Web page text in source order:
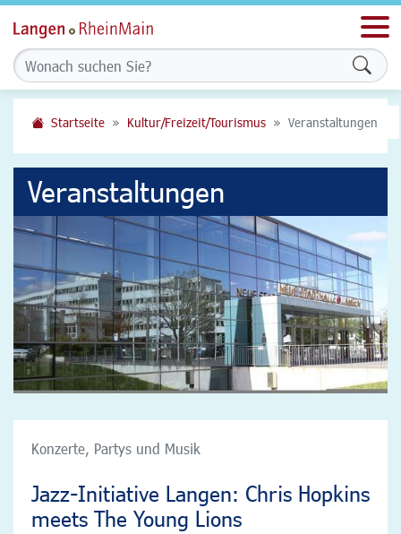
Startseite Kultur/Freizeit/Tourismus Veranstaltungen
Veranstaltungen
Konzerte, Partys und Musik
Jazz-Initiative Langen: Chris Hopkins
meets The Young Lions